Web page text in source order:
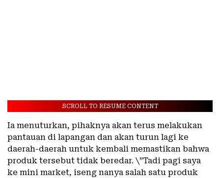
SCROLL TO RESUME CONTENT
Ia menuturkan, pihaknya akan terus melakukan
pantauan di lapangan dan akan turun lagi ke
daerah-daerah untuk kembali memastikan bahwa
produk tersebut tidak beredar. \”Tadi pagi saya
ke mini market, iseng nanya salah satu produk